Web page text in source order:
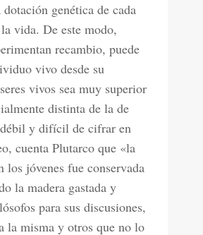
genética de cada
vida. De este modo,
recambio, puede
vivo desde su
vivos sea muy superior
distinta de la de
débil y difícil de cifrar en
cuenta Plutarco que «la
los jóvenes fue conservada
la madera gastada y
para sus discusiones,
la misma y otros que no lo